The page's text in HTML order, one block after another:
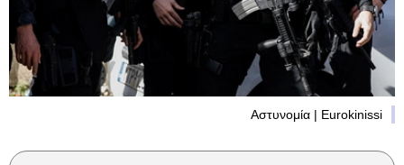
Αστυνομία | Eurokinissi